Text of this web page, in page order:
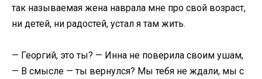
так называемая жена наврала мне про свой возраст,
ни детей, ни радостей, устал я там жить.
— Георгий, это ты? — Инна не поверила своим ушам,
— В смысле — ты вернулся? Мы тебя не ждали, мы с